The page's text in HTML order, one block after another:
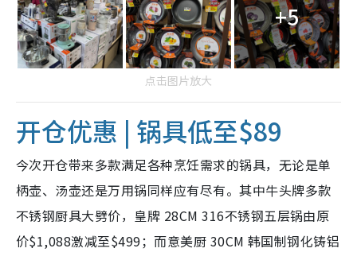
+5
点击图片放大
开仓优惠 | 锅具低至$89
今次开仓带来多款满足各种烹饪需求的锅具，无论是单
柄壶、汤壶还是万用锅同样应有尽有。其中牛头牌多款
不锈钢厨具大劈价，皇牌 28CM 316不锈钢五层锅由原
价$1,088激减至$499；而意美厨 30CM 韩国制钢化铸铝